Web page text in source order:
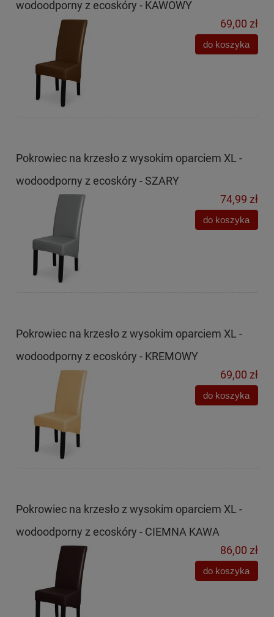
wodoodporny z ecoskóry - KAWOWY
69,00 zł
do koszyka
Pokrowiec na krzesło z wysokim oparciem XL -
wodoodporny z ecoskóry - SZARY
74,99 zł
do koszyka
Pokrowiec na krzesło z wysokim oparciem XL -
wodoodporny z ecoskóry - KREMOWY
69,00 zł
do koszyka
Pokrowiec na krzesło z wysokim oparciem XL -
wodoodporny z ecoskóry - CIEMNA KAWA
86,00 zł
do koszyka